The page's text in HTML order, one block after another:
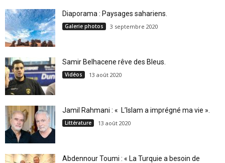
Diaporama : Paysages sahariens.
Galerie photos 3 septembre 2020
Samir Belhacene rêve des Bleus.
Vidéos 13 août 2020
Jamil Rahmani : « L’Islam a imprégné ma vie ».
Littérature 13 août 2020
Abdennour Toumi : « La Turquie a besoin de